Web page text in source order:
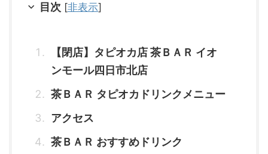
目次 [非表示]
【閉店】タピオカ店 茶ＢＡＲ イオ
ンモール四日市北店
茶ＢＡＲ タピオカドリンクメニュー
アクセス
茶ＢＡＲ おすすめドリンク